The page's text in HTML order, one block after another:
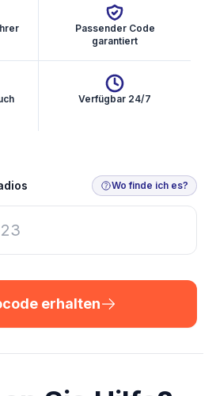
Passender Code
garantiert
Verfügbar 24/7
Wo finde ich es?
erhalten